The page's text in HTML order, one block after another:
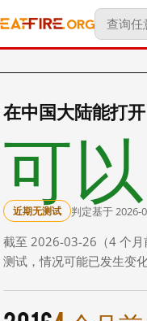
在中国大陆能打
可以
近期无测试 判定基于 2026-
截至 2026-03-26（4 个月
测试，情况可能已发生变化